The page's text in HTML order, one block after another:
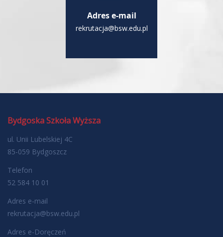
Adres e-mail
rekrutacja@bsw.edu.pl
Bydgoska Szkoła Wyższa
ul. Unii Lubelskiej 4C
85-059 Bydgoszcz
Telefon
52 584 10 01
Adres e-mail
rekrutacja@bsw.edu.pl
Adres e-Doręczeń